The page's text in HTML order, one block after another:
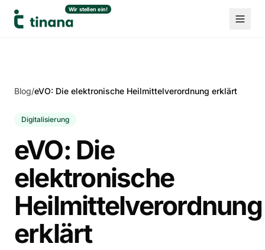
Zum Inhalt springen
Wir stellen ein!
Blog/eVO: Die elektronische Heilmittelverordnung erklärt
Digitalisierung
eVO: Die
elektronische
Heilmittelverordnung
erklärt